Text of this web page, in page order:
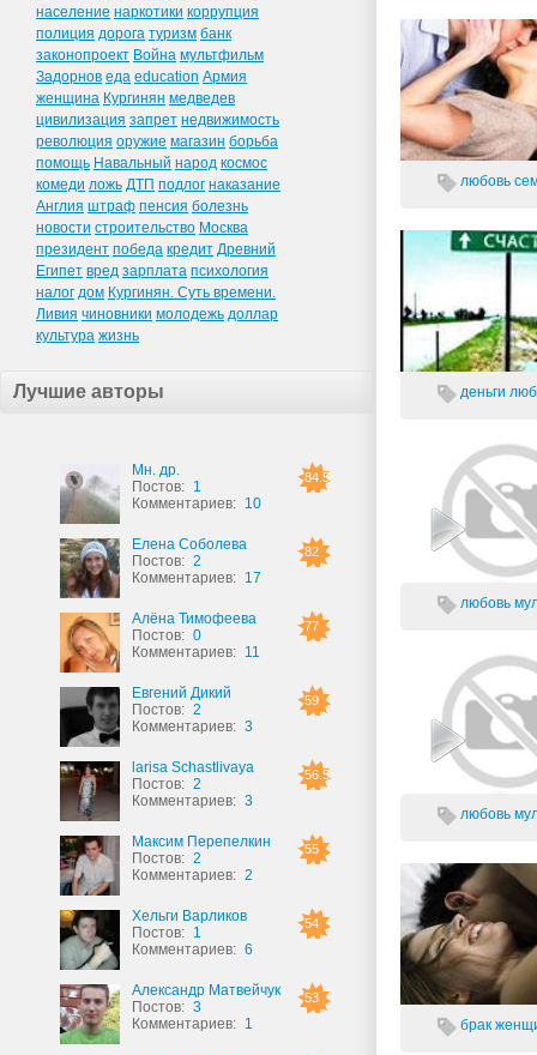
население наркотики коррупция
полиция дорога туризм банк
законопроект Война мультфильм
Задорнов еда education Армия
женщина Кургинян медведев
цивилизация запрет недвижимость
революция оружие магазин борьба
помощь Навальный народ космос
комеди ложь ДТП подлог наказание
Англия штраф пенсия болезнь
новости строительство Москва
президент победа кредит Древний
Египет вред зарплата психология
налог дом Кургинян. Суть времени.
Ливия чиновники молодежь доллар
культура жизнь
Лучшие авторы
84.5
Мн. др.
Постов: 1
Комментариев: 10
82
Елена Соболева
Постов: 2
Комментариев: 17
77
Алёна Тимофеева
Постов: 0
Комментариев: 11
59
Евгений Дикий
Постов: 2
Комментариев: 3
56.5
larisa Schastlivaya
Постов: 2
Комментариев: 3
55
Максим Перепелкин
Постов: 2
Комментариев: 2
54
Хельги Варликов
Постов: 1
Комментариев: 6
53
Александр Матвейчук
Постов: 3
Комментариев: 1
любовь
деньги
любовь
любовь
брак